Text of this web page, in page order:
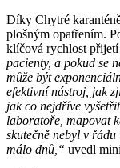
Díky Chytré
plošným opatřením.
klíčová rychlost přijetí
pacienty, a pokud se
může být
efektivní nástroj, jak
jak co nejdříve
laboratoře, mapovat
skutečně nebyl v
málo dnů,“ uvedl